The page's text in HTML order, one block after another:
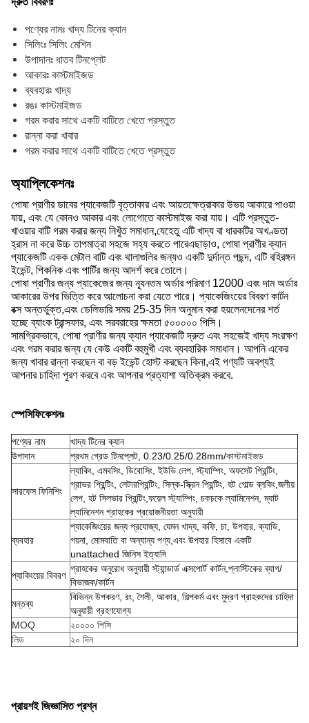
পণ্যের নামঃ খাদ্য টিনের ক্যান
সিলিংঃ সিলিং মেশিন
উপাদানঃ ধাতব টিনপ্লেট
আকারঃ কাস্টমাইজড
ব্যবহারঃ খাদ্য
রঙঃ কাস্টমাইজড
গরম করার সাথে একটি বাটিতে খেতে প্রস্তুত
রান্না করা খাবার
গরম করার সাথে একটি বাটিতে খেতে প্রস্তুত
অ্যাপ্লিকেশনঃ
পোষা প্রাণীর ডাবের প্যাকেজটি বৃত্তাকার এবং আয়তক্ষেত্রাকার উভয় আকারে পাওয়া
যায়, এবং যে কোনও আকার এবং লোগোতে কাস্টমাইজ করা যায়। এটি প্রস্তুত-
খাওয়ার বাটি গরম করার জন্য নিখুঁত সমাধান,যেহেতু এটি খাদ্য বা ধারকটির অখণ্ডতা
হ্রাস না করে উচ্চ তাপমাত্রা সহজে সহ্য করতে পারেএছাড়াও, পোষা প্রাণীর ক্যান
প্যাকেজটি একক মেটাল বাটি এবং থালাগুলির জন্যও একটি দুর্দান্ত পছন্দ, এটি বহিরঙ্গন
ইভেন্ট, পিকনিক এবং পার্টির জন্য আদর্শ করে তোলে।
পোষা প্রাণীর জন্য প্যাকেজের জন্য ন্যূনতম অর্ডার পরিমাণ 12000 এবং দাম অর্ডার
আকারের উপর ভিত্তি করে আলোচনা করা যেতে পারে। প্যাকেজিংয়ের বিবরণ কার্টন
বক্স অন্তর্ভুক্ত,এবং ডেলিভারি সময় 25-35 দিন অনুমান করা হয়লেনদেনের শর্ত
হচ্ছে ব্যাংক ট্রান্সফার, এবং সরবরাহের ক্ষমতা ৫০০০০০ পিসি।
সামগ্রিকভাবে, পোষা প্রাণীর জন্য ক্যান প্যাকেজটি দ্রুত এবং সহজেই খাদ্য সংরক্ষণ
এবং গরম করার জন্য যে কেউ একটি বহুমুখী এবং ব্যবহারিক সমাধান। আপনি একের
জন্য খাবার রান্না করছেন বা বড় ইভেন্ট হোস্ট করছেন কিনা,এই পণ্যটি অবশ্যই
আপনার চাহিদা পূরণ করবে এবং আপনার প্রত্যাশা অতিক্রম করবে.
স্পেসিফিকেশনঃ
পণ্যের নাম
খাদ্য টিনের ক্যান
উপাদান
প্রথম গ্রেড টিনপ্লেট, 0.23/0.25/0.28mm/কাস্টমাইজড
সারফেস ফিনিশিং
ল্যাকিং, এমবসিং, ডিবোসিং, ইউভি লেপ, স্ট্যাম্পিং, অফসেট প্রিন্টিং,
গ্রাভর প্রিন্টিং, লেটারপ্রিন্টিং, সিল্ক-স্ক্রিন প্রিন্টিং, হট গোল্ড ব্লকিং,জলীয়
লেপ, হট সিলভার প্রিন্টিং,ফয়েল স্ট্যাম্পিং, চকচকে ল্যামিনেশন, ম্যাট
ল্যামিনেশন গ্রাহকের প্রয়োজনীয়তা অনুযায়ী
ব্যবহার
প্যাকেজিংয়ের জন্য প্রযোজ্য, যেমন খাদ্য, কফি, চা, উপহার, ক্যাডি,
গয়না, মোমবাতি বা অন্যান্য পণ্য,এবং উপহার হিসাবে একটি
unattached জিনিস ইত্যাদি
প্যাকিংয়ের বিবরণ
গ্রাহকের অনুরোধ অনুযায়ী স্ট্যান্ডার্ড এক্সপোর্ট কার্টন,প্লাস্টিকের ব্যাগ/
বিভাজক/কার্টন
মন্তব্য
বিভিন্ন উপকরণ, রং, শৈলী, আকার, শিল্পকর্ম এবং মুদ্রণ গ্রাহকদের চাহিদা
অনুযায়ী গ্রহণযোগ্য
MOQ
২০০০০ পিসি
লিড
২০ দিন
প্রায়শই জিজ্ঞাসিত প্রশ্ন